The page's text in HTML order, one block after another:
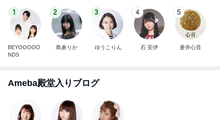
1
BEYOOOOO
NDS
2
島倉りか
3
ゆうこりん
4
石 安伊
5
蒼井心音
Ameba殿堂入りブログ